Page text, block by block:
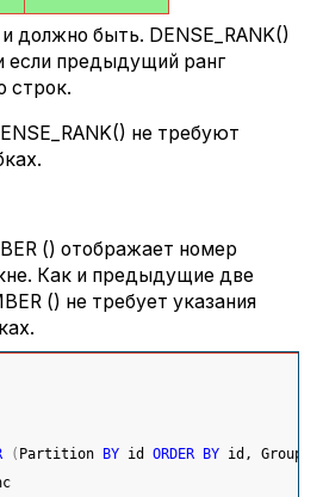
должно быть. DENSE_RANK()
если предыдущий ранг
строк.
не требуют
() отображает номер
Как и предыдущие две
() не требует указания
( Partition BY id ORDER BY id,